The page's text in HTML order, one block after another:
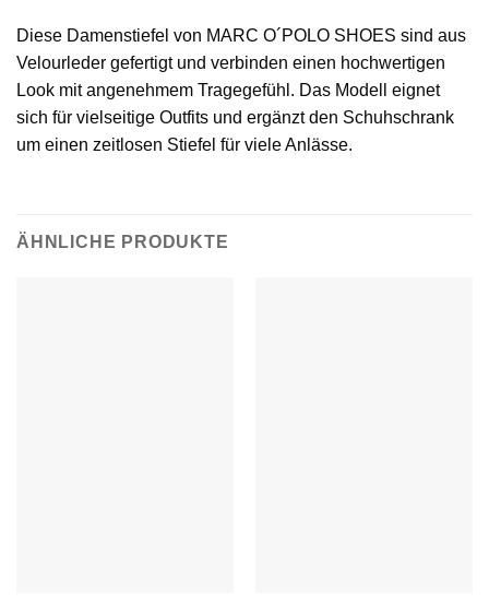
Diese Damenstiefel von MARC O´POLO SHOES sind aus
Velourleder gefertigt und verbinden einen hochwertigen
Look mit angenehmem Tragegefühl. Das Modell eignet
sich für vielseitige Outfits und ergänzt den Schuhschrank
um einen zeitlosen Stiefel für viele Anlässe.
ÄHNLICHE PRODUKTE